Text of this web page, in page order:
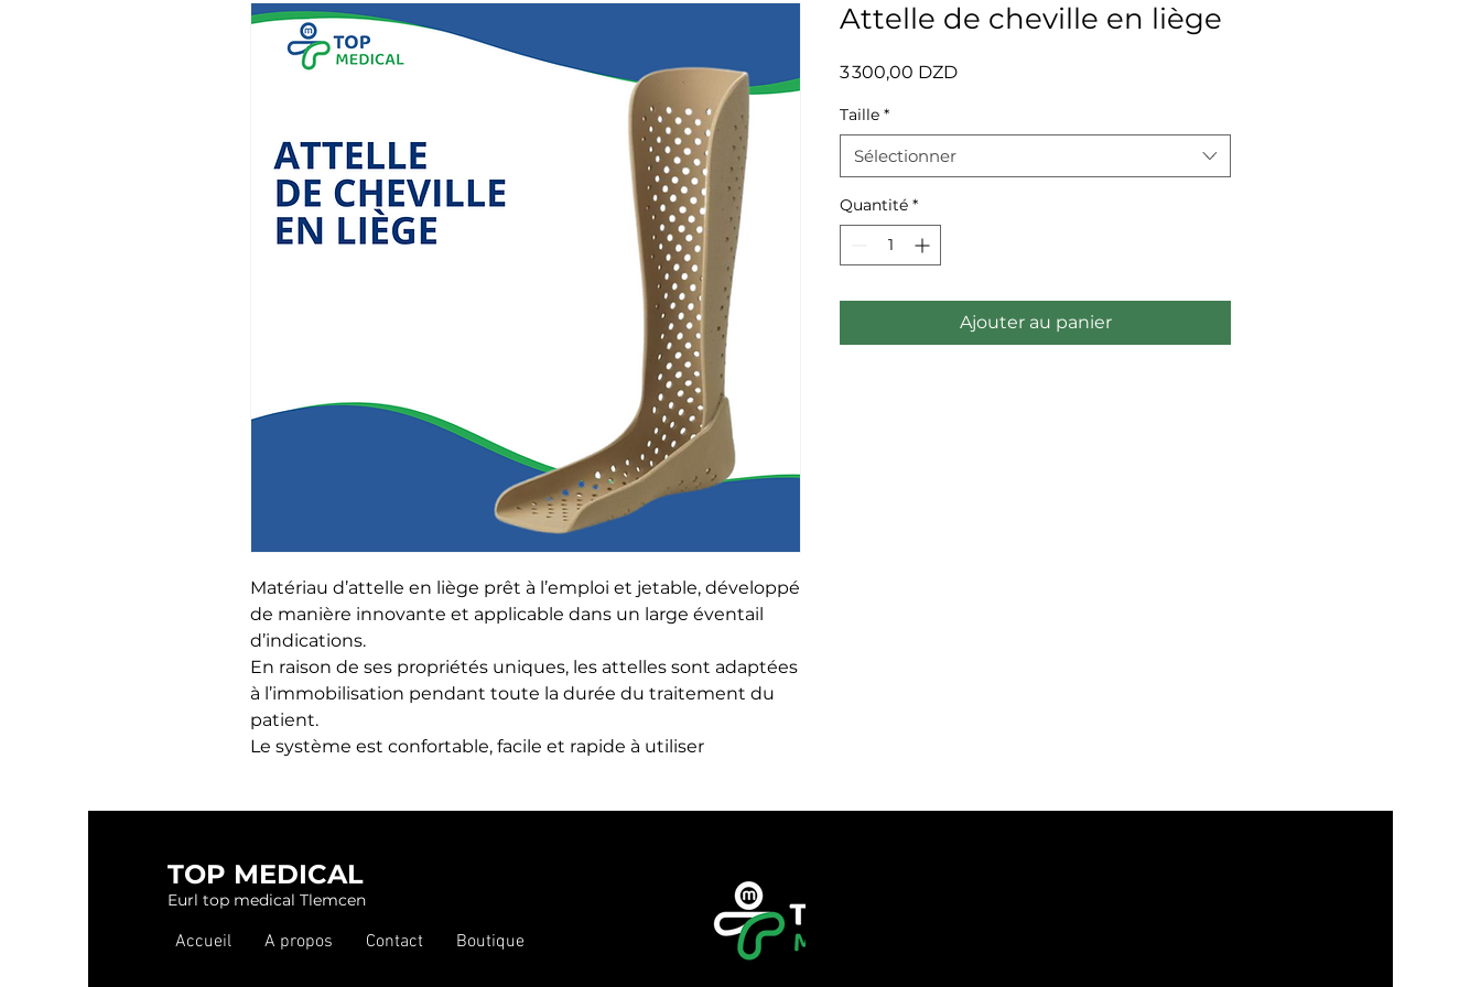
Matériau d’attelle en liège prêt à l’emploi et jetable, développé
de manière innovante et applicable dans un large éventail
d’indications.
En raison de ses propriétés uniques, les attelles sont adaptées
à l’immobilisation pendant toute la durée du traitement du
patient.
Le système est confortable, facile et rapide à utiliser
Attelle de cheville en liège
3 300,00 DZDPrix
Taille *
Sélectionner
Quantité *
Ajouter au panier
TOP MEDICAL
Eurl top medical Tlemcen
Accueil A propos Contact Boutique